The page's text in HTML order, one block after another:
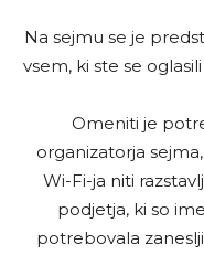
Na sejmu se je
vsem, ki ste se
Omeniti je
organizatorja
Wi-Fi-ja niti
podjetja, ki so
potrebovala